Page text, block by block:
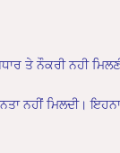
ਤੇ ਨੌਕਰੀ ਨਹੀ
ਨਹੀਂ ਮਿਲਦੀ।